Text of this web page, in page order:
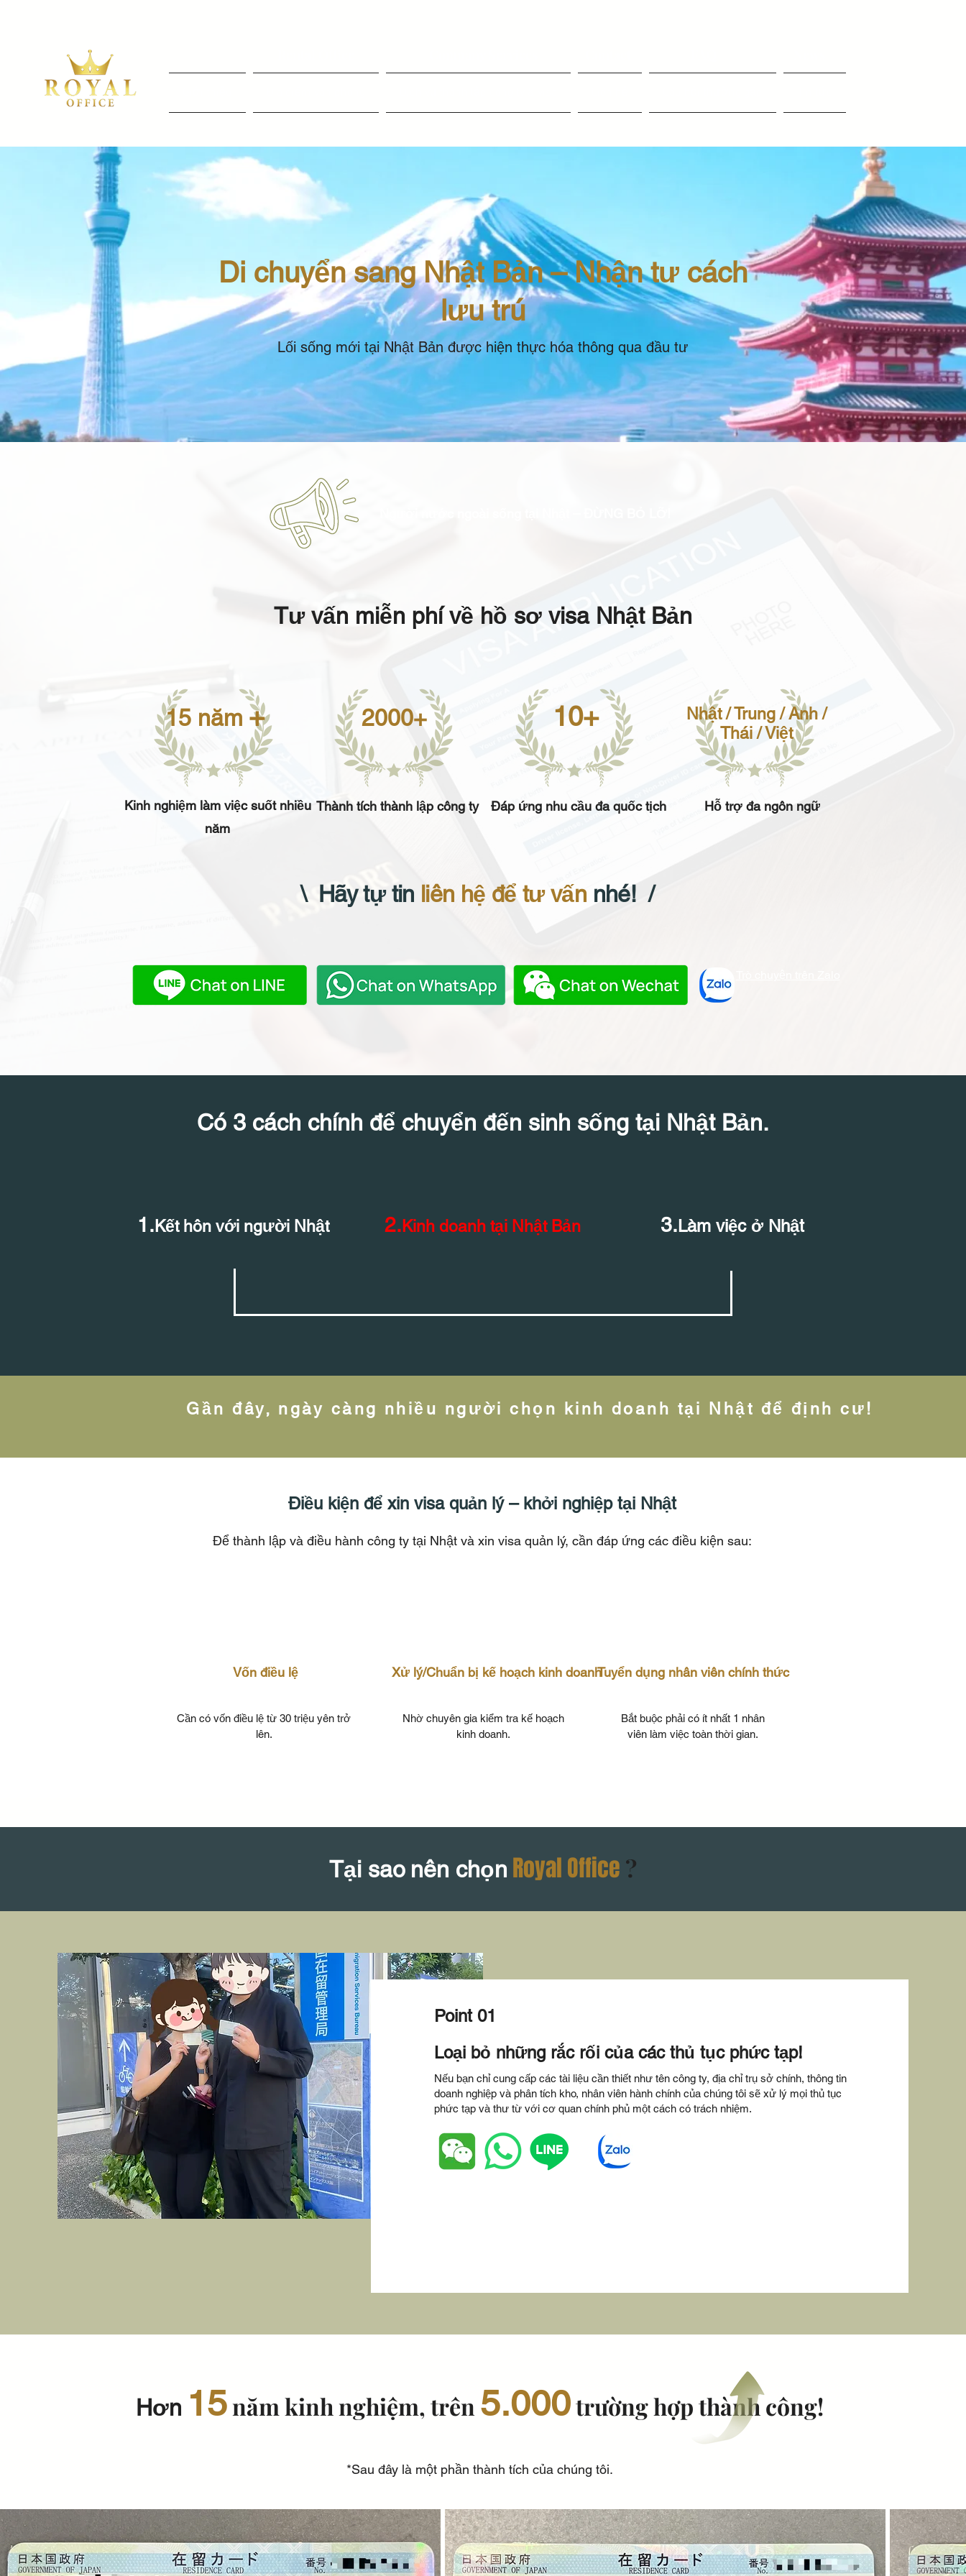
Di chuyển sang Nhật Bản – Nhận tư cách
lưu trú
Lối sống mới tại Nhật Bản được hiện thực hóa thông qua đầu tư
Tư vấn miễn phí về hồ sơ visa Nhật Bản
10+
Nhật / Trung / Anh /
Thái / Việt
Hỗ trợ đa ngôn ngữ
15 năm +
Kinh nghiệm làm việc suốt nhiều
năm
2000+
Đáp ứng nhu cầu đa quốc tịch
Thành tích thành lập công ty
\ Hãy tự tin liên hệ để tư vấn nhé! /
Có 3 cách chính để chuyển đến sinh sống tại Nhật Bản.
1.Kết hôn với người Nhật 2.Kinh doanh tại Nhật Bản 3. Làm việc ở Nhật
Gần đây, ngày càng nhiều người chọn kinh doanh tại Nhật để định cư!
Điều kiện để xin visa quản lý – khởi nghiệp tại Nhật
Để thành lập và điều hành công ty tại Nhật và xin visa quản lý, cần đáp ứng các điều kiện sau:
Vốn điều lệ
Cần có vốn điều lệ từ 30 triệu yên trở
lên.
Xử lý/Chuẩn bị kế hoạch kinh doanhTuyển dụng nhân viên chính thức
Nhờ chuyên gia kiểm tra kế hoạch
kinh doanh.
Bắt buộc phải có ít nhất 1 nhân
viên làm việc toàn thời gian.
Tại sao nên chọn Royal Office ?
Point 01
Loại bỏ những rắc rối của các thủ tục phức tạp!
Nếu bạn chỉ cung cấp các tài liệu cần thiết như tên công ty, địa chỉ trụ sở chính, thông tin
doanh nghiệp và phân tích kho, nhân viên hành chính của chúng tôi sẽ xử lý mọi thủ tục
phức tạp và thư từ với cơ quan chính phủ một cách có trách nhiệm.
Hơn 15năm kinh nghiệm, trên 5.000trường hợp thành công!
*Sau đây là một phần thành tích của chúng tôi.